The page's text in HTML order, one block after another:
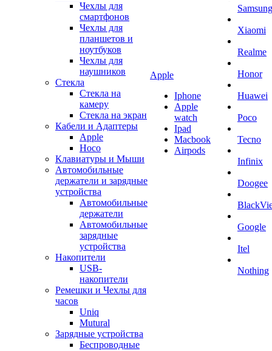
Чехлы для
смартфонов
Чехлы для
планшетов и
ноутбуков
Чехлы для
наушников
Стекла
Стекла на
камеру
Стекла на экран
Кабели и Адаптеры
Apple
Hoco
Клавиатуры и Мыши
Автомобильные
держатели и зарядные
устройства
Автомобильные
держатели
Автомобильные
зарядные
устройства
Накопители
USB-
накопители
Ремешки и Чехлы для
часов
Uniq
Mutural
Зарядные устройства
Беспроводные
Apple
Iphone
Apple
watch
Ipad
Macbook
Airpods
Samsung
Xiaomi
Realme
Honor
Huawei
Poco
Tecno
Infinix
Doogee
Google
Itel
Nothing